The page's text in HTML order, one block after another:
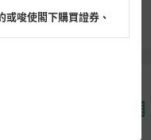
唆使閣下購買證券、
而言，網站內容可能
、預測及其他資料可